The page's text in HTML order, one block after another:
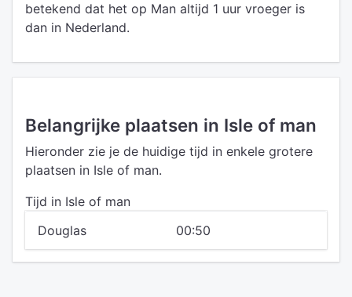
betekend dat het op Man altijd 1 uur vroeger is
dan in Nederland.
Belangrijke plaatsen in Isle of man
Hieronder zie je de huidige tijd in enkele grotere
plaatsen in Isle of man.
Tijd in Isle of man
Douglas
00:50